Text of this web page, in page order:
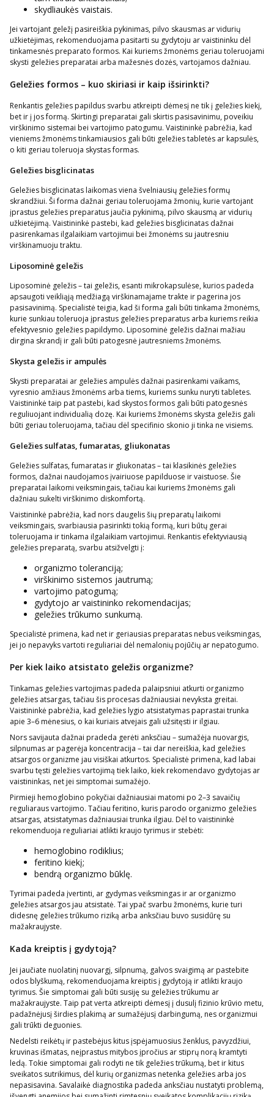
skydliaukės vaistais.
Jei vartojant geležį pasireiškia pykinimas, pilvo skausmas ar vidurių
užkietėjimas, rekomenduojama pasitarti su gydytoju ar vaistininku dėl
tinkamesnės preparato formos. Kai kuriems žmonėms geriau toleruojami
skysti geležies preparatai arba mažesnės dozės, vartojamos dažniau.
Geležies formos – kuo skiriasi ir kaip išsirinkti?
Renkantis geležies papildus svarbu atkreipti dėmesį ne tik į geležies kiekį,
bet ir į jos formą. Skirtingi preparatai gali skirtis pasisavinimu, poveikiu
virškinimo sistemai bei vartojimo patogumu. Vaistininkė pabrėžia, kad
vieniems žmonėms tinkamiausios gali būti geležies tabletės ar kapsulės,
o kiti geriau toleruoja skystas formas.
Geležies bisglicinatas
Geležies bisglicinatas laikomas viena švelniausių geležies formų
skrandžiui. Ši forma dažnai geriau toleruojama žmonių, kurie vartojant
įprastus geležies preparatus jaučia pykinimą, pilvo skausmą ar vidurių
užkietėjimą. Vaistininkė pastebi, kad geležies bisglicinatas dažnai
pasirenkamas ilgalaikiam vartojimui bei žmonėms su jautresniu
virškinamuoju traktu.
Liposominė geležis
Liposominė geležis – tai geležis, esanti mikrokapsulėse, kurios padeda
apsaugoti veikliąją medžiagą virškinamajame trakte ir pagerina jos
pasisavinimą. Specialistė teigia, kad ši forma gali būti tinkama žmonėms,
kurie sunkiau toleruoja įprastus geležies preparatus arba kuriems reikia
efektyvesnio geležies papildymo. Liposominė geležis dažnai mažiau
dirgina skrandį ir gali būti patogesnė jautresniems žmonėms.
Skysta geležis ir ampulės
Skysti preparatai ar geležies ampulės dažnai pasirenkami vaikams,
vyresnio amžiaus žmonėms arba tiems, kuriems sunku nuryti tabletes.
Vaistininkė taip pat pastebi, kad skystos formos gali būti patogesnės
reguliuojant individualią dozę. Kai kuriems žmonėms skysta geležis gali
būti geriau toleruojama, tačiau dėl specifinio skonio ji tinka ne visiems.
Geležies sulfatas, fumaratas, gliukonatas
Geležies sulfatas, fumaratas ir gliukonatas – tai klasikinės geležies
formos, dažnai naudojamos įvairiuose papilduose ir vaistuose. Šie
preparatai laikomi veiksmingais, tačiau kai kuriems žmonėms gali
dažniau sukelti virškinimo diskomfortą.
Vaistininkė pabrėžia, kad nors daugelis šių preparatų laikomi
veiksmingais, svarbiausia pasirinkti tokią formą, kuri būtų gerai
toleruojama ir tinkama ilgalaikiam vartojimui. Renkantis efektyviausią
geležies preparatą, svarbu atsižvelgti į:
organizmo toleranciją;
virškinimo sistemos jautrumą;
vartojimo patogumą;
gydytojo ar vaistininko rekomendacijas;
geležies trūkumo sunkumą.
Specialistė primena, kad net ir geriausias preparatas nebus veiksmingas,
jei jo nepavyks vartoti reguliariai dėl nemalonių pojūčių ar nepatogumo.
Per kiek laiko atsistato geležis organizme?
Tinkamas geležies vartojimas padeda palaipsniui atkurti organizmo
geležies atsargas, tačiau šis procesas dažniausiai nevyksta greitai.
Vaistininkė pabrėžia, kad geležies lygio atsistatymas paprastai trunka
apie 3–6 mėnesius, o kai kuriais atvejais gali užsitęsti ir ilgiau.
Nors savijauta dažnai pradeda gerėti anksčiau – sumažėja nuovargis,
silpnumas ar pagerėja koncentracija – tai dar nereiškia, kad geležies
atsargos organizme jau visiškai atkurtos. Specialistė primena, kad labai
svarbu tęsti geležies vartojimą tiek laiko, kiek rekomendavo gydytojas ar
vaistininkas, net jei simptomai sumažėjo.
Pirmieji hemoglobino pokyčiai dažniausiai matomi po 2–3 savaičių
reguliaraus vartojimo. Tačiau feritino, kuris parodo organizmo geležies
atsargas, atsistatymas dažniausiai trunka ilgiau. Dėl to vaistininkė
rekomenduoja reguliariai atlikti kraujo tyrimus ir stebėti:
hemoglobino rodiklius;
feritino kiekį;
bendrą organizmo būklę.
Tyrimai padeda įvertinti, ar gydymas veiksmingas ir ar organizmo
geležies atsargos jau atsistatė. Tai ypač svarbu žmonėms, kurie turi
didesnę geležies trūkumo riziką arba anksčiau buvo susidūrę su
mažakraujyste.
Kada kreiptis į gydytoją?
Jei jaučiate nuolatinį nuovargį, silpnumą, galvos svaigimą ar pastebite
odos blyškumą, rekomenduojama kreiptis į gydytoją ir atlikti kraujo
tyrimus. Šie simptomai gali būti susiję su geležies trūkumu ar
mažakraujyste. Taip pat verta atkreipti dėmesį į dusulį fizinio krūvio metu,
padažnėjusį širdies plakimą ar sumažėjusį darbingumą, nes organizmui
gali trūkti deguonies.
Nedelsti reikėtų ir pastebėjus kitus įspėjamuosius ženklus, pavyzdžiui,
kruvinas išmatas, neįprastus mitybos įpročius ar stiprų norą kramtyti
ledą. Tokie simptomai gali rodyti ne tik geležies trūkumą, bet ir kitus
sveikatos sutrikimus, dėl kurių organizmas netenka geležies arba jos
nepasisavina. Savalaikė diagnostika padeda anksčiau nustatyti problemą,